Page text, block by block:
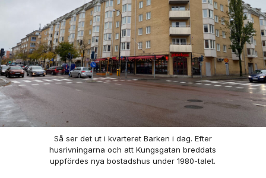
Så ser det ut i kvarteret Barken i dag. Efter
husrivningarna och att Kungsgatan breddats
uppfördes nya bostadshus under 1980-talet.